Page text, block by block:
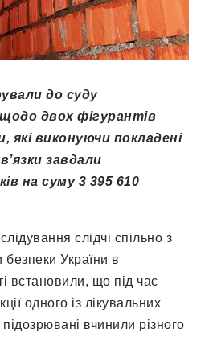
до суду
двох фігурантів
які виконуючи покладені
завдали
на суму 3 395 610
слідчі спільно з
України в
встановили, що під час
одного із лікувальних
вчинили різного